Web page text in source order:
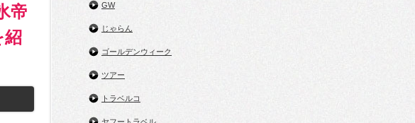
帝
紹
GW
じゃらん
ゴールデンウィーク
ツアー
トラベルコ